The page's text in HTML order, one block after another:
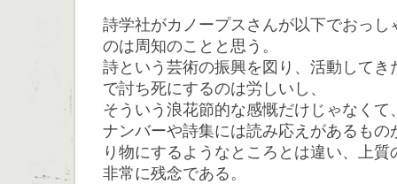
詩学社がカノープスさんが以下でおっし
のは周知のことと思う。
詩という芸術の振興を図り、活動してき
で討ち死にするのは労しいし、
そういう浪花節的な感慨だけじゃなくて
ナンバーや詩集には読み応えがあるもの
り物にするようなところとは違い、上
非常に残念である。